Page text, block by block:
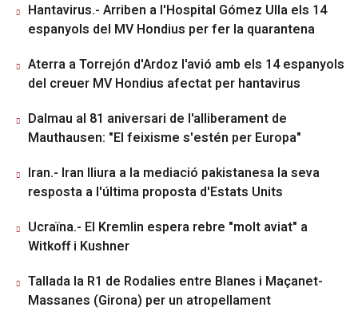
Hantavirus.- Arriben a l'Hospital Gómez Ulla els 14
espanyols del MV Hondius per fer la quarantena
Aterra a Torrejón d'Ardoz l'avió amb els 14 espanyols
del creuer MV Hondius afectat per hantavirus
Dalmau al 81 aniversari de l'alliberament de
Mauthausen: "El feixisme s'estén per Europa"
Iran.- Iran lliura a la mediació pakistanesa la seva
resposta a l'última proposta d'Estats Units
Ucraïna.- El Kremlin espera rebre "molt aviat" a
Witkoff i Kushner
Tallada la R1 de Rodalies entre Blanes i Maçanet-
Massanes (Girona) per un atropellament